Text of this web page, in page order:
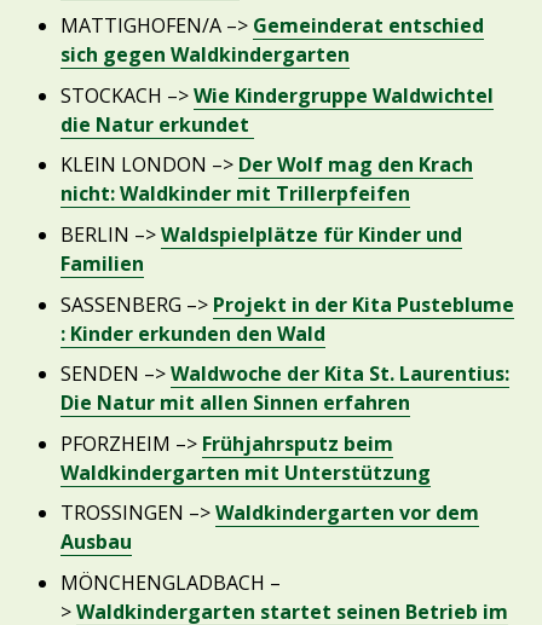
MATTIGHOFEN/A –> Gemeinderat entschied
sich gegen Waldkindergarten
STOCKACH –>Wie Kindergruppe Waldwichtel
die Natur erkundet
KLEIN LONDON –> Der Wolf mag den Krach
nicht: Waldkinder mit Trillerpfeifen
BERLIN –>Waldspielplätze für Kinder und
Familien
SASSENBERG –> Projekt in der Kita Pusteblume
: Kinder erkunden den Wald
SENDEN –>Waldwoche der Kita St. Laurentius:
Die Natur mit allen Sinnen erfahren
PFORZHEIM –> Frühjahrsputz beim
Waldkindergarten mit Unterstützung
TROSSINGEN –>Waldkindergarten vor dem
Ausbau
MÖNCHENGLADBACH –
> Waldkindergarten startet seinen Betrieb im